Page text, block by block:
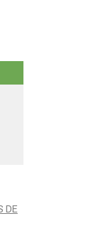
DE